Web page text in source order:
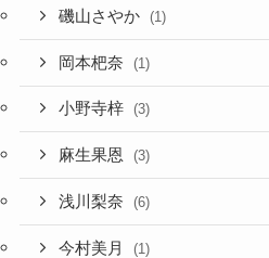
磯山さやか (1)
岡本杷奈 (1)
小野寺梓 (3)
麻生果恩 (3)
浅川梨奈 (6)
今村美月 (1)